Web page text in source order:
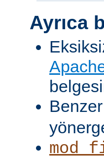
Ayrıca